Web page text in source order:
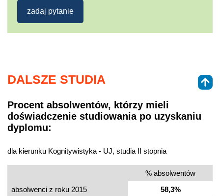
zadaj pytanie
DALSZE STUDIA
Procent absolwentów, którzy mieli
doświadczenie studiowania po uzyskaniu
dyplomu:
dla kierunku Kognitywistyka - UJ, studia II stopnia
% absolwentów
absolwenci z roku 2015
58,3%